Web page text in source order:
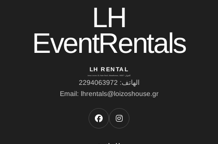
LH
EventRentals
LH RENTAL
العنوان: Ierou Loxou 10, Kato Souli, Marathonas, 19007
الهاتف: 2294063972
Email: lhrentals@loizoshouse.gr